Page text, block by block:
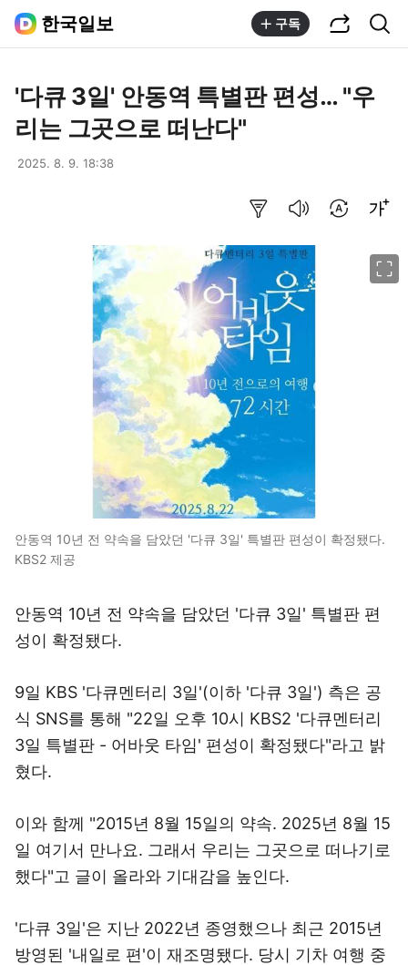
한국일보 구독
'다큐 3일' 안동역 특별판 편성… "우
리는 그곳으로 떠난다"
2025. 8. 9. 18:38
안동역 10년 전 약속을 담았던 '다큐 3일' 특별판 편성이 확정됐다.
KBS2 제공
안동역 10년 전 약속을 담았던 '다큐 3일' 특별판 편
성이 확정됐다.
9일 KBS '다큐멘터리 3일'(이하 '다큐 3일') 측은 공
식 SNS를 통해 "22일 오후 10시 KBS2 '다큐멘터리
3일 특별판 - 어바웃 타임' 편성이 확정됐다"라고 밝
혔다.
이와 함께 "2015년 8월 15일의 약속. 2025년 8월 15
일 여기서 만나요. 그래서 우리는 그곳으로 떠나기로
했다"고 글이 올라와 기대감을 높인다.
'다큐 3일'은 지난 2022년 종영했으나 최근 2015년
방영된 '내일로 편'이 재조명됐다. 당시 기차 여행 중